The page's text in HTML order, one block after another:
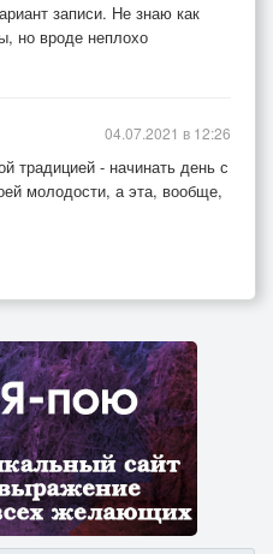
записи. Не знаю как
но вроде неплохо
традицией - начинать день с
молодости, а эта, вообще,
04.07.2021 в 12:26